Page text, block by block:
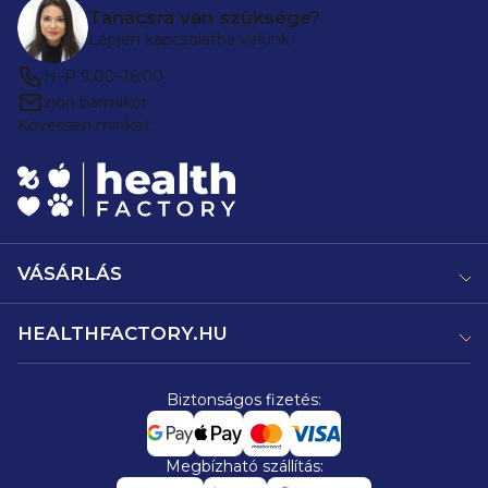
Tanácsra van szüksége?
Lépjen kapcsolatba velünk
H–P 9:00–16:00
írjon bármikor
Kövessen minket:
VÁSÁRLÁS
HEALTHFACTORY.HU
Biztonságos fizetés:
Megbízható szállítás: